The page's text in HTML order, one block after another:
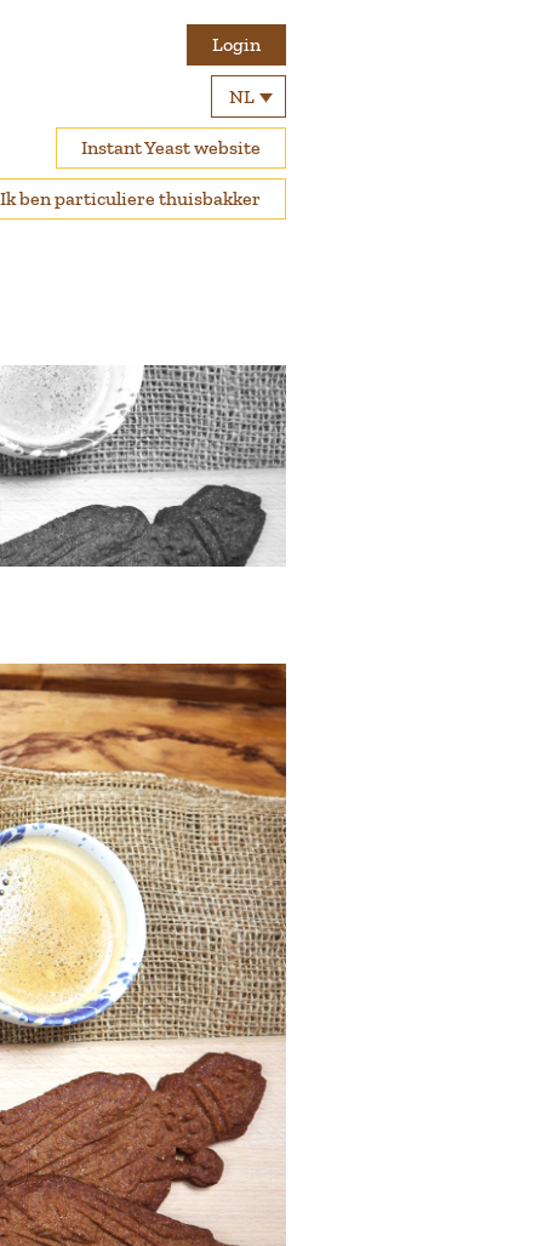
Login
NL
Instant Yeast website
Ik ben particuliere thuisbakker